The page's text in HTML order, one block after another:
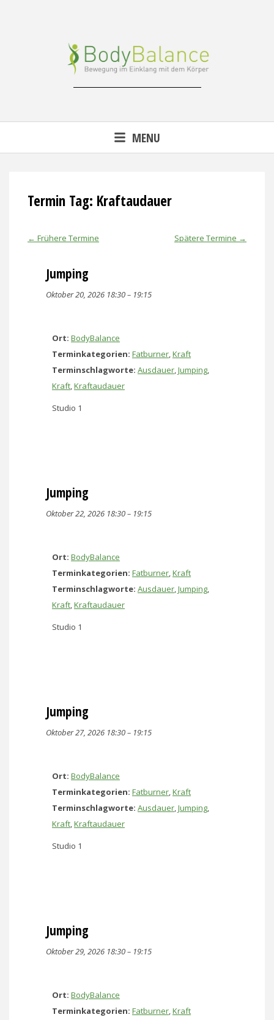
MENU
Termin Tag: Kraftaudauer
Spätere Termine →
← Frühere Termine
Jumping
Oktober 20, 2026 18:30– 19:15
Ort: BodyBalance
Terminkategorien: Fatburner,Kraft
Terminschlagworte: Ausdauer,Jumping,
Kraft,Kraftaudauer
Studio 1
Jumping
Oktober 22, 2026 18:30– 19:15
Ort: BodyBalance
Terminkategorien: Fatburner,Kraft
Terminschlagworte: Ausdauer,Jumping,
Kraft,Kraftaudauer
Studio 1
Jumping
Oktober 27, 2026 18:30– 19:15
Ort: BodyBalance
Terminkategorien: Fatburner,Kraft
Terminschlagworte: Ausdauer,Jumping,
Kraft,Kraftaudauer
Studio 1
Jumping
Oktober 29, 2026 18:30– 19:15
Ort: BodyBalance
Terminkategorien: Fatburner,Kraft